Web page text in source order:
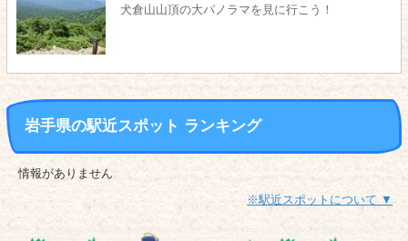
犬倉山山頂の大パノラマを見に行こう！
岩手県の駅近スポット ランキング
情報がありません
※駅近スポットについて ▼